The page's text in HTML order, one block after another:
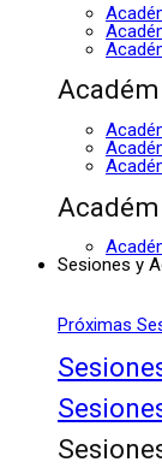
Sesiones y
Próximas